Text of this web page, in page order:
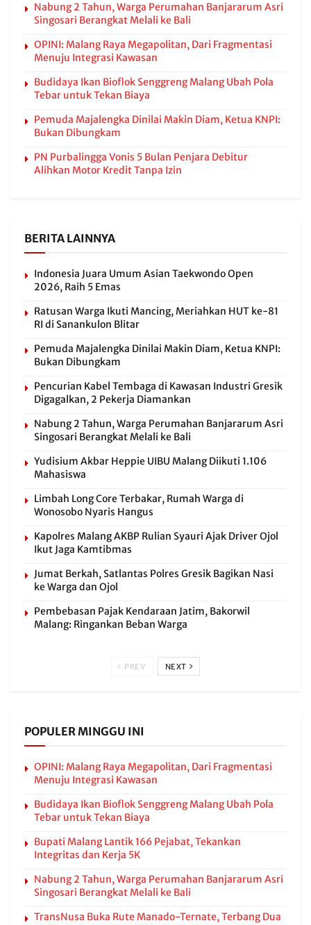
Nabung 2 Tahun, Warga Perumahan Banjararum Asri
Singosari Berangkat Melali ke Bali
OPINI: Malang Raya Megapolitan, Dari Fragmentasi
Menuju Integrasi Kawasan
Budidaya Ikan Bioflok Senggreng Malang Ubah Pola
Tebar untuk Tekan Biaya
Pemuda Majalengka Dinilai Makin Diam, Ketua KNPI:
Bukan Dibungkam
PN Purbalingga Vonis 5 Bulan Penjara Debitur
Alihkan Motor Kredit Tanpa Izin
BERITA LAINNYA
Indonesia Juara Umum Asian Taekwondo Open
2026, Raih 5 Emas
Ratusan Warga Ikuti Mancing, Meriahkan HUT ke-81
RI di Sanankulon Blitar
Pemuda Majalengka Dinilai Makin Diam, Ketua KNPI:
Bukan Dibungkam
Pencurian Kabel Tembaga di Kawasan Industri Gresik
Digagalkan, 2 Pekerja Diamankan
Nabung 2 Tahun, Warga Perumahan Banjararum Asri
Singosari Berangkat Melali ke Bali
Yudisium Akbar Heppie UIBU Malang Diikuti 1.106
Mahasiswa
Limbah Long Core Terbakar, Rumah Warga di
Wonosobo Nyaris Hangus
Kapolres Malang AKBP Rulian Syauri Ajak Driver Ojol
Ikut Jaga Kamtibmas
Jumat Berkah, Satlantas Polres Gresik Bagikan Nasi
ke Warga dan Ojol
Pembebasan Pajak Kendaraan Jatim, Bakorwil
Malang: Ringankan Beban Warga
PREV NEXT
POPULER MINGGU INI
OPINI: Malang Raya Megapolitan, Dari Fragmentasi
Menuju Integrasi Kawasan
Budidaya Ikan Bioflok Senggreng Malang Ubah Pola
Tebar untuk Tekan Biaya
Bupati Malang Lantik 166 Pejabat, Tekankan
Integritas dan Kerja 5K
Nabung 2 Tahun, Warga Perumahan Banjararum Asri
Singosari Berangkat Melali ke Bali
TransNusa Buka Rute Manado-Ternate, Terbang Dua